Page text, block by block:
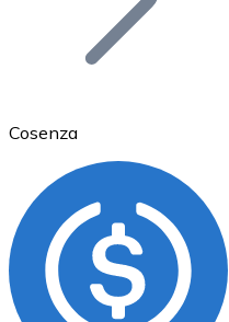
Ethereum
ETH
Cosenza